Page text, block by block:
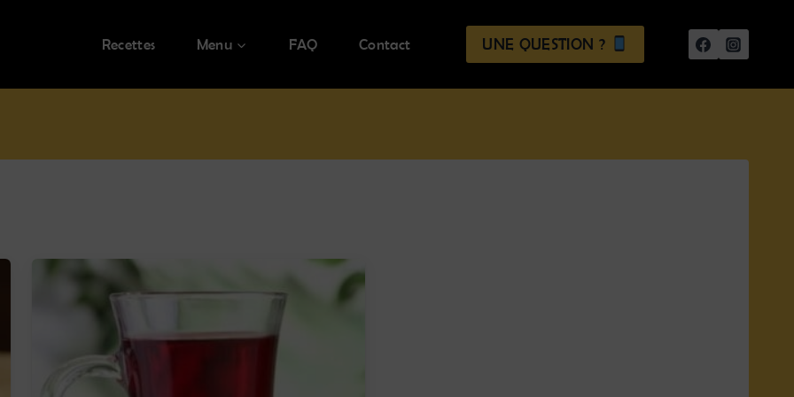
Recettes Menu FAQ Contact UNE QUESTION ?